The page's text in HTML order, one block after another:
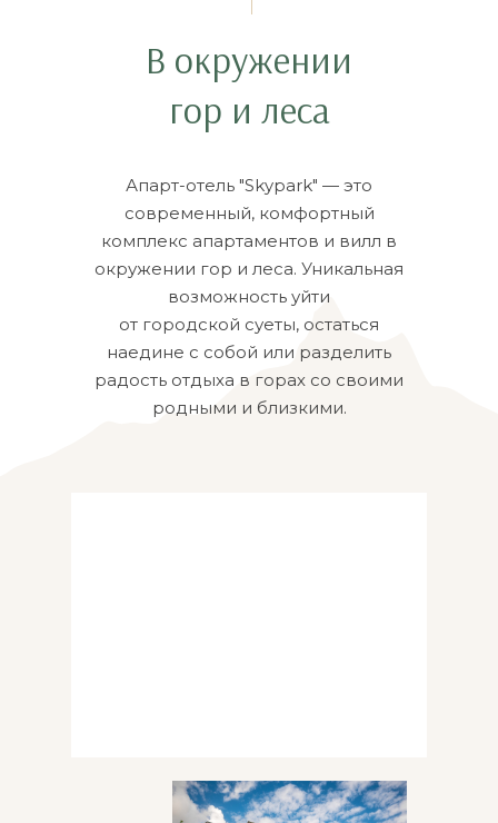
В окружении
гор и леса
Апарт-отель "Skypark" — это
современный, комфортный
комплекс апартаментов и вилл в
окружении гор и леса. Уникальная
возможность уйти
от городской суеты, остаться
наедине с собой или разделить
радость отдыха в горах со своими
родными и близкими.